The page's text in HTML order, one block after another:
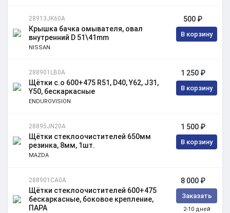
28913JK60A
Крышка бачка омывателя, овал
внутренний D 51\41mm
NISSAN
500 ₽
В корзину
288901LB0A
Щётки с.о 600+475 R51, D40, Y62, J31,
Y50, бескаркасные
ENDUROVISION
1 250 ₽
В корзину
28895JN20A
Щётки стеклоочистителей 650мм
резинка, 8мм, 1шт.
MAZDA
1 500 ₽
В корзину
288901CA0A
Щётки стеклоочистителей 600+475
бескаркасные, боковое крепление,
ПАРА
8 000 ₽
Заказать
2-10 дней